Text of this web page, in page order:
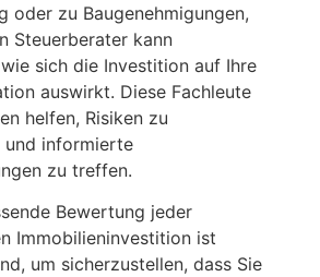
oder zu Baugenehmigungen,
Steuerberater kann
sich die Investition auf Ihre
auswirkt. Diese Fachleute
helfen, Risiken zu
und informierte
zu treffen.
Bewertung jeder
Immobilieninvestition ist
um sicherzustellen, dass Sie